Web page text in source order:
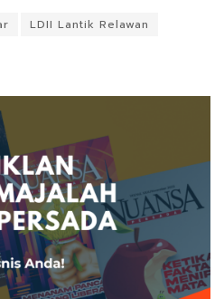
LDII Lantik Relawan